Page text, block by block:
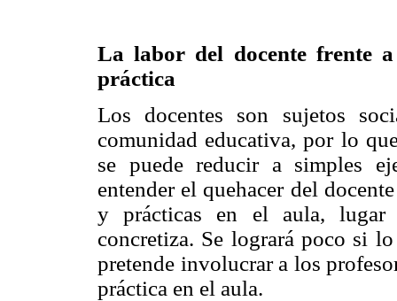
La labor del docente frente
práctica
Los docentes son sujetos
comunidad educativa, por lo
se puede reducir a simples
entender el quehacer del
y prácticas en el aula, lugar
concretiza. Se logrará poco si
pretende involucrar a los
práctica en el aula.